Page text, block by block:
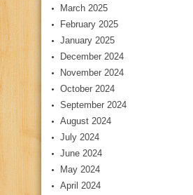
March 2025
February 2025
January 2025
December 2024
November 2024
October 2024
September 2024
August 2024
July 2024
June 2024
May 2024
April 2024